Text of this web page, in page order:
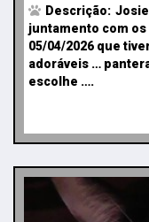
Descrição:
juntamento com
05/04/2026 que
adoráveis …
escolhe ….